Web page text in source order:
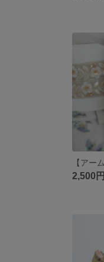
2,500円